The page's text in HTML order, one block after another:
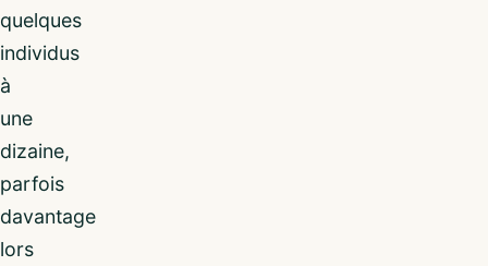
quelques
individus
à
une
dizaine,
parfois
davantage
lors